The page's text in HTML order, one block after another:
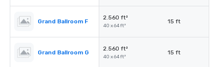
Grand Ballroom F
2.560 ft²
40 x 64 ft²
15 ft
Grand Ballroom G
2.560 ft²
40 x 64 ft²
15 ft